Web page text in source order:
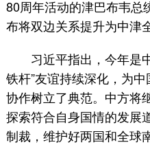
80周年活动的津巴布韦总
布将双边关系提升为中津
习近平指出，今年是中
铁杆”友谊持续深化，为
协作树立了典范。中方将
探索符合自身国情的发展
制裁，维护好两国和全球